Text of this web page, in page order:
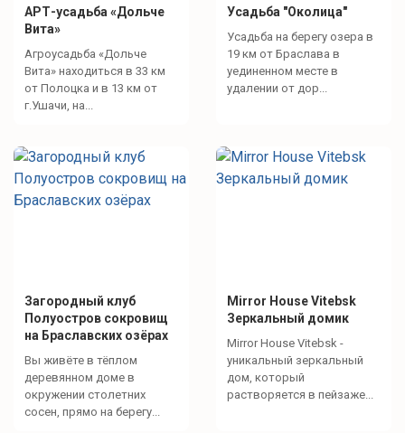
АРТ-усадьба «Дольче
Вита»
Агроусадьба «Дольче
Вита» находиться в 33 км
от Полоцка и в 13 км от
г.Ушачи, на...
Усадьба "Околица"
Усадьба на берегу озера в
19 км от Браслава в
уединенном месте в
удалении от дор...
Загородный клуб
Полуостров сокровищ
на Браславских озёрах
Вы живёте в тёплом
деревянном доме в
окружении столетних
сосен, прямо на берегу...
Mirror House Vitebsk
Зеркальный домик
Mirror House Vitebsk -
уникальный зеркальный
дом, который
растворяется в пейзаже...